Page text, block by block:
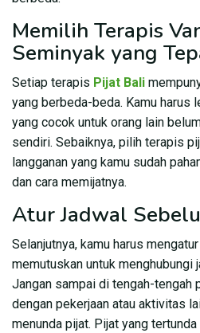
Memilih Terapis
Seminyak yang
Setiap terapis Pijat Bali
yang berbeda-beda. Kamu harus
yang cocok untuk orang lain
sendiri. Sebaiknya, pilih terapis
langganan yang kamu sudah
dan cara memijatnya.
Atur Jadwal
Selanjutnya, kamu harus
memutuskan untuk menghubungi
Jangan sampai di tengah-tengah
dengan pekerjaan atau aktivitas
menunda pijat. Pijat yang